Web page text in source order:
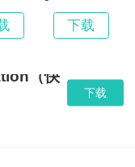
下载
（快
下载